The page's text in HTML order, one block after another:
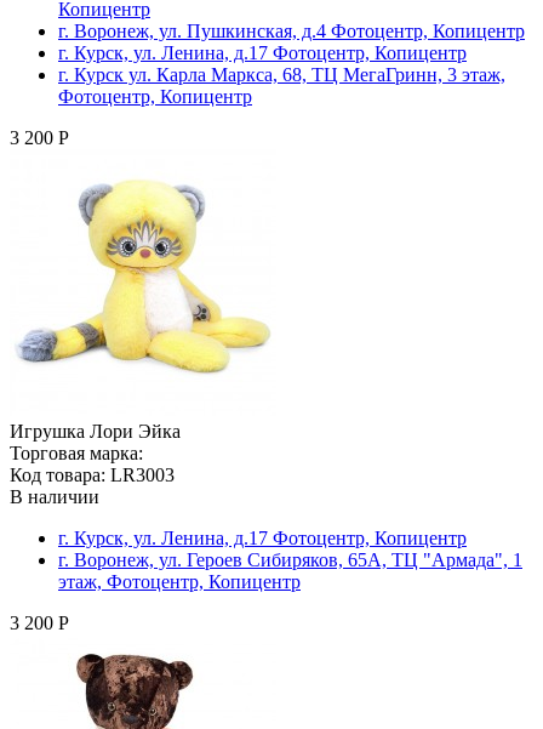
Копицентр
г. Воронеж, ул. Пушкинская, д.4 Фотоцентр, Копицентр
г. Курск, ул. Ленина, д.17 Фотоцентр, Копицентр
г. Курск ул. Карла Маркса, 68, ТЦ МегаГринн, 3 этаж,
Фотоцентр, Копицентр
3 200 Р
Игрушка Лори Эйка
Торговая марка:
Код товара: LR3003
В наличии
г. Курск, ул. Ленина, д.17 Фотоцентр, Копицентр
г. Воронеж, ул. Героев Сибиряков, 65А, ТЦ "Армада", 1
этаж, Фотоцентр, Копицентр
3 200 Р